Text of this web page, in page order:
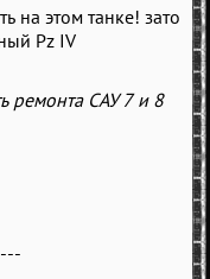
на этом танке! зато
Pz IV
ремонта САУ 7 и 8